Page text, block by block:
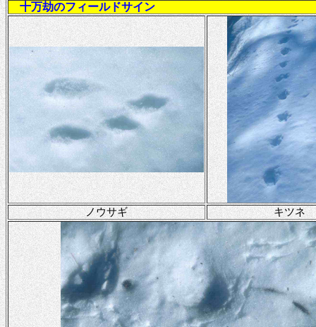
十万劫のフィールドサイン
ノウサギ キツネ